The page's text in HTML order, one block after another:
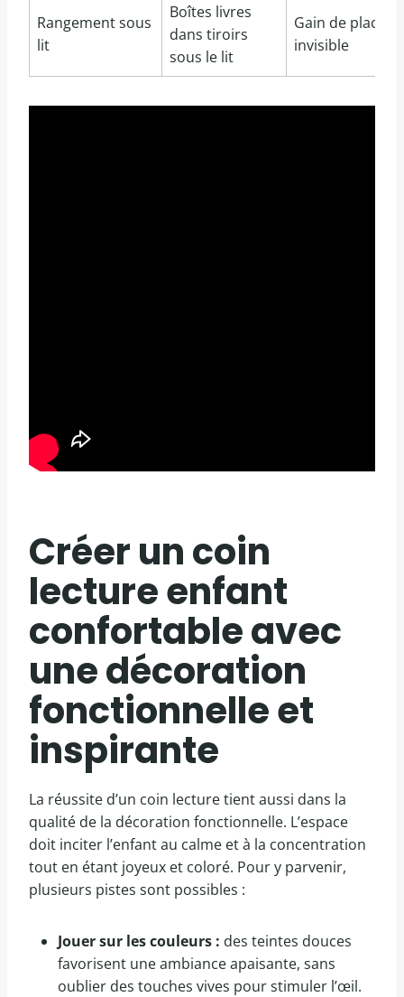
Rangement sous
lit
Boîtes livres
dans tiroirs
sous le lit
Gain de place
invisible
Créer un coin
lecture enfant
confortable avec
une décoration
fonctionnelle et
inspirante
La réussite d’un coin lecture tient aussi dans la
qualité de la décoration fonctionnelle. L’espace
doit inciter l’enfant au calme et à la concentration
tout en étant joyeux et coloré. Pour y parvenir,
plusieurs pistes sont possibles :
Jouer sur les couleurs : des teintes douces
favorisent une ambiance apaisante, sans
oublier des touches vives pour stimuler l’œil.